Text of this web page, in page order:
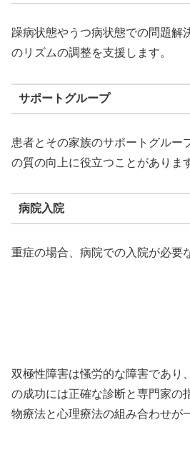
躁病状態やうつ病状態での問題解
のリズムの調整を支援します。
サポートグループ
患者とその家族のサポートグルー
の質の向上に役立つことがありま
病院入院
重症の場合、病院での入院が必要
双極性障害は慅労的な障害であり
の成功には正確な診断と専門家の
物療法と心理療法の組み合わせが